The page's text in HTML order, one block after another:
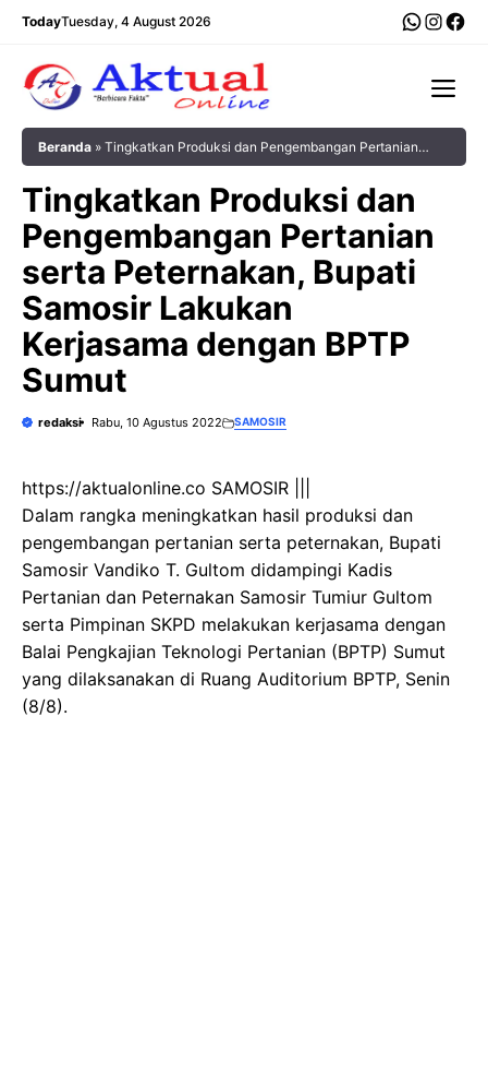
Langsung
TodayTuesday, 4 August 2026
Beranda » Tingkatkan Produksi dan Pengembangan Pertanian
BPTP Sumut
Tingkatkan Produksi dan
Pengembangan Pertanian
serta Peternakan, Bupati
Samosir Lakukan
Kerjasama dengan BPTP
Sumut
redaksi Rabu, 10 Agustus 2022 SAMOSIR
https://aktualonline.co SAMOSIR |||
Dalam rangka meningkatkan hasil produksi dan
pengembangan pertanian serta peternakan, Bupati
Samosir Vandiko T. Gultom didampingi Kadis
Pertanian dan Peternakan Samosir Tumiur Gultom
serta Pimpinan SKPD melakukan kerjasama dengan
Balai Pengkajian Teknologi Pertanian (BPTP) Sumut
yang dilaksanakan di Ruang Auditorium BPTP, Senin
(8/8).